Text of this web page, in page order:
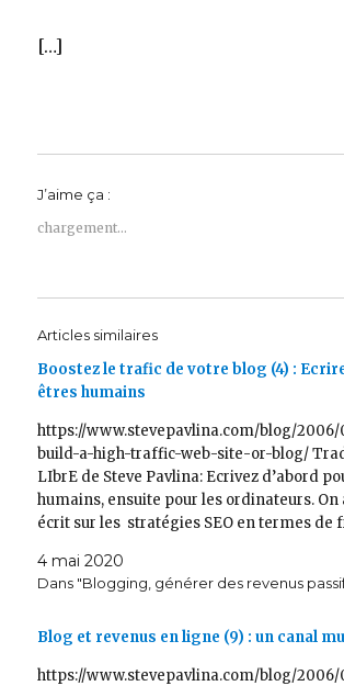
[…]
J’aime ça :
chargement…
Articles similaires
Boostez le trafic de votre blog (4) :
êtres humains
https://www.stevepavlina.com/blog/2006/
build-a-high-traffic-web-site-or-blog/
LIbrE de Steve Pavlina: Ecrivez d’abord
humains, ensuite pour les ordinateurs. On
écrit sur les stratégies SEO en termes de
Personnellement je ne m’occupe pas de
j’écris avant tout pour des êtres humains,
4 mai 2020
Dans "Blogging, générer des revenus
Blog et revenus en ligne (9) : un canal
https://www.stevepavlina.com/blog/2006/